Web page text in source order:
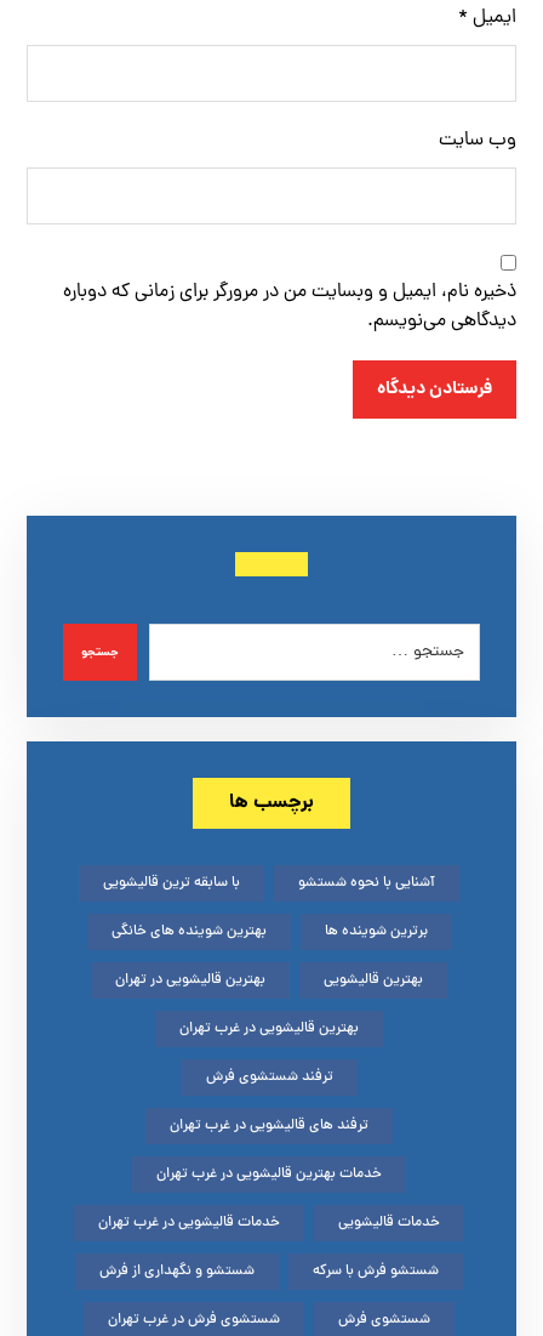
ایمیل *
وب‌ سایت
ذخیره نام، ایمیل و وبسایت من در مرورگر برای زمانی که دوباره
دیدگاهی می‌نویسم.
فرستادن دیدگاه
جستجو
برچسب ها
آشنایی با نحوه شستشو با سابقه ترین قالیشویی
برترین شوینده ها بهترین شوینده های خانگی
بهترین قالیشویی بهترین قالیشویی در تهران
بهترین قالیشویی در غرب تهران
ترفند شستشوی فرش
ترفند های قالیشویی در غرب تهران
خدمات بهترین قالیشویی در غرب تهران
خدمات قالیشویی خدمات قالیشویی در غرب تهران
شستشو فرش با سرکه شستشو و نگهداری از فرش
شستشوی فرش شستشوی فرش در غرب تهران